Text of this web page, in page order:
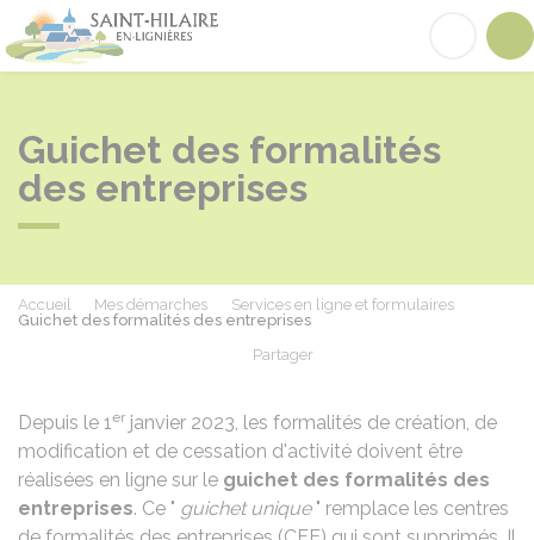
Saint-Hilaire-en-Lignières
Guichet des formalités
des entreprises
Accueil Mes démarches
Services en ligne et formulaires
Guichet des formalités des entreprises
Partager
Depuis le 1er janvier 2023, les formalités de création, de
modification et de cessation d'activité doivent être
réalisées en ligne sur le guichet des formalités des
entreprises. Ce " guichet unique" remplace les centres